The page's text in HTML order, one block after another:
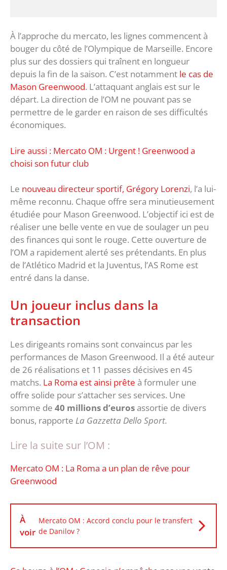
À l’approche du mercato, les lignes commencent à
bouger du côté de l’Olympique de Marseille. Encore
plus sur des dossiers qui traînent en longueur
depuis la fin de la saison. C’est notamment le cas de
Mason Greenwood. L’attaquant anglais est sur le
départ. La direction de l’OM ne pouvant pas se
permettre de le garder en raison de ses difficultés
économiques.
Lire aussi : Mercato OM : Urgent ! Greenwood a
choisi son futur club
Le nouveau directeur sportif, Grégory Lorenzi, l’a lui-
même reconnu. Chaque offre sera minutieusement
étudiée pour Mason Greenwood. L’objectif ici est de
réaliser une belle vente en vue de soulager un peu
des finances qui sont le rouge. Cette ouverture de
l’OM a rapidement alerté ses prétendants. En plus
de l’Atlético Madrid et la Juventus, l’AS Rome est
entré dans la danse.
Un joueur inclus dans la
transaction
Les dirigeants romains sont convaincus par les
performances de Mason Greenwood. Il a été auteur
de 26 réalisations et 11 passes décisives en 45
matchs. La Roma est ainsi prête à formuler une
offre solide pour s’attacher ses services. Une
somme de 40 millions d’eurosassortie de divers
bonus, rapporte La Gazzetta Dello Sport.
Lire la suite sur l’OM :
Mercato OM : La Roma a un plan de rêve pour
Greenwood
À
voir
Mercato OM : Accord conclu pour le transfert
de Danilov ?